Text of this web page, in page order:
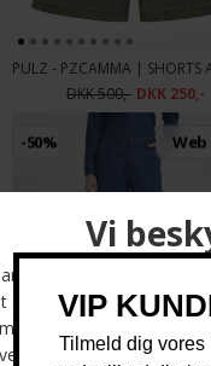
DKK 500,- DKK 250,-
-50% Web